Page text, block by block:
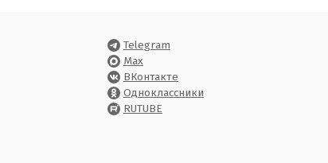
Telegram
Max
ВКонтакте
Одноклассники
RUTUBE